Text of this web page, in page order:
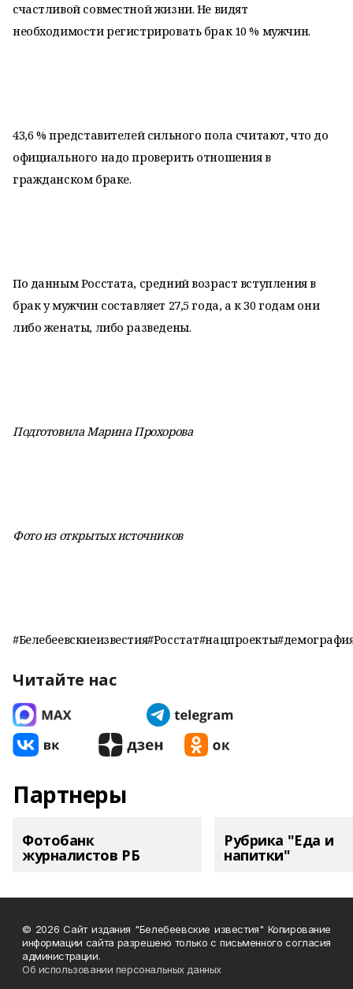
счастливой совместной жизни. Не видят
необходимости регистрировать брак 10 % мужчин.
43,6 % представителей сильного пола считают, что до
официального надо проверить отношения в
гражданском браке.
По данным Росстата, средний возраст вступления в
брак у мужчин составляет 27,5 года, а к 30 годам они
либо женаты, либо разведены.
Подготовила Марина Прохорова
Фото из открытых источников
Читайте нас
Партнеры
Фотобанк
журналистов РБ
Рубрика "Еда и
напитки"
© 2026 Сайт издания "Белебеевские известия" Копирование
информации сайта разрешено только с письменного согласия
администрации.
Об использовании персональных данных